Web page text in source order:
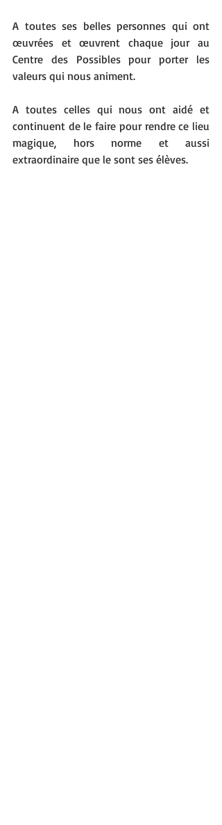
A toutes ses belles personnes qui ont
œuvrées et œuvrent chaque jour au
Centre des Possibles pour porter les
valeurs qui nous animent.
A toutes celles qui nous ont aidé et
continuent de le faire pour rendre ce lieu
magique, hors norme et aussi
extraordinaire que le sont ses élèves.